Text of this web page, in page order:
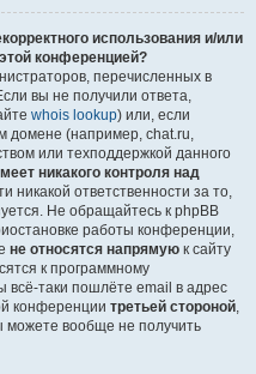
использования и/или
конференцией?
перечисленных в
вы не получили ответа,
whois lookup) или, если
домене (например, chat.ru,
или техподдержкой данного
никакого контроля над
никакой ответственности за то,
Не обращайтесь к phpBB
работы конференции,
не относятся напрямую к сайту
к программному
таки пошлёте email в адрес
конференции третьей стороной,
можете вообще не получить